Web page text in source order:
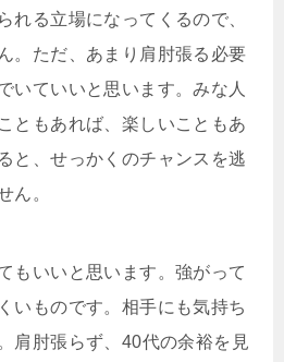
れる立場になってくるので、
。ただ、あまり肩肘張る必要
いていいと思います。みな人
ともあれば、楽しいこともあ
と、せっかくのチャンスを逃
ん。
もいいと思います。強がって
いものです。相手にも気持ち
肩肘張らず、40代の余裕を見